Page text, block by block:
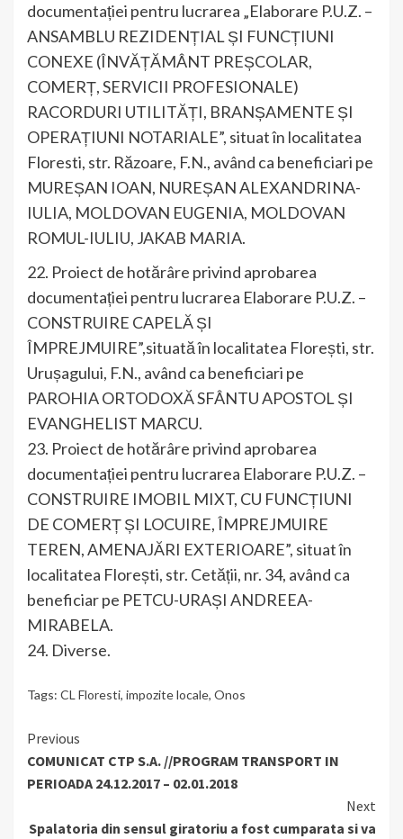
documentației pentru lucrarea „Elaborare P.U.Z. –
ANSAMBLU REZIDENȚIAL ȘI FUNCȚIUNI
CONEXE (ÎNVĂȚĂMÂNT PREȘCOLAR,
COMERȚ, SERVICII PROFESIONALE)
RACORDURI UTILITĂȚI, BRANȘAMENTE ȘI
OPERAȚIUNI NOTARIALE”, situat în localitatea
Floresti, str. Răzoare, F.N., având ca beneficiari pe
MUREȘAN IOAN, NUREȘAN ALEXANDRINA-
IULIA, MOLDOVAN EUGENIA, MOLDOVAN
ROMUL-IULIU, JAKAB MARIA.
22. Proiect de hotărâre privind aprobarea
documentației pentru lucrarea Elaborare P.U.Z. –
CONSTRUIRE CAPELĂ ȘI
ÎMPREJMUIRE”,situată în localitatea Florești, str.
Urușagului, F.N., având ca beneficiari pe
PAROHIA ORTODOXĂ SFÂNTU APOSTOL ȘI
EVANGHELIST MARCU.
23. Proiect de hotărâre privind aprobarea
documentației pentru lucrarea Elaborare P.U.Z. –
CONSTRUIRE IMOBIL MIXT, CU FUNCȚIUNI
DE COMERȚ ȘI LOCUIRE, ÎMPREJMUIRE
TEREN, AMENAJĂRI EXTERIOARE”, situat în
localitatea Florești, str. Cetății, nr. 34, având ca
beneficiar pe PETCU-URAȘI ANDREEA-
MIRABELA.
24. Diverse.
Tags: CL Floresti, impozite locale, Onos
Continue
Reading
Previous
COMUNICAT CTP S.A. //PROGRAM TRANSPORT IN
PERIOADA 24.12.2017 – 02.01.2018
Next
Spalatoria din sensul giratoriu a fost cumparata si va